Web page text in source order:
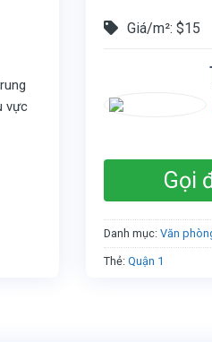
vực
Giá/m²: $15
Gọi
Danh mục: Văn
Thẻ: Quận 1